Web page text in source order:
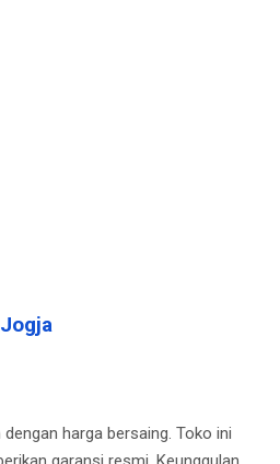
harga bersaing. Toko ini